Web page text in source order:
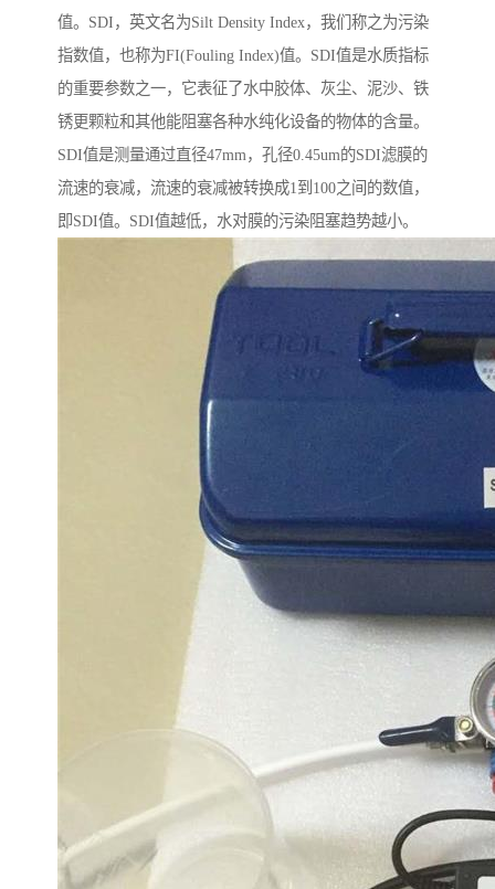
值。SDI，英文名为Silt Density Index，我们称之为污染
指数值，也称为FI(Fouling Index)值。SDI值是水质指标
的重要参数之一，它表征了水中胶体、灰尘、泥沙、铁
锈更颗粒和其他能阻塞各种水纯化设备的物体的含量。
SDI值是测量通过直径47mm，孔径0.45um的SDI滤膜的
流速的衰减，流速的衰减被转换成1到100之间的数值，
即SDI值。SDI值越低，水对膜的污染阻塞趋势越小。